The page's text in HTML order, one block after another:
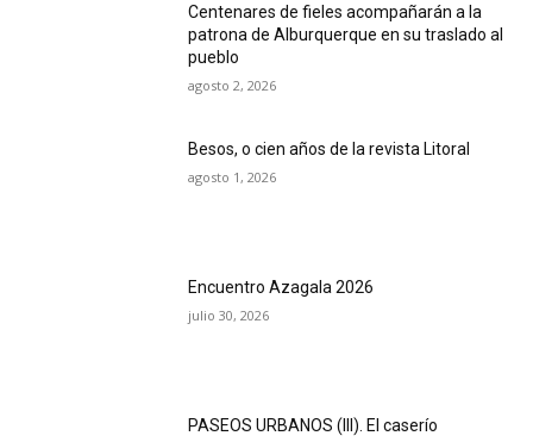
Centenares de fieles acompañarán a la
patrona de Alburquerque en su traslado al
pueblo
agosto 2, 2026
Besos, o cien años de la revista Litoral
agosto 1, 2026
Encuentro Azagala 2026
julio 30, 2026
PASEOS URBANOS (III). El caserío